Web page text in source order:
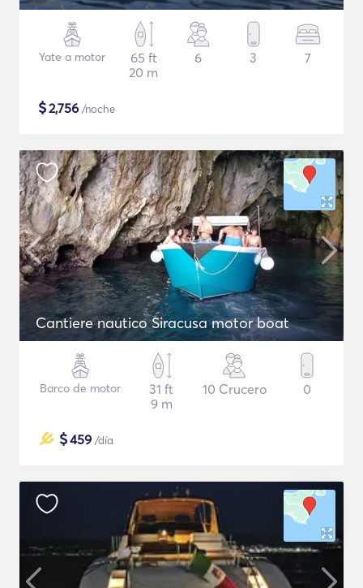
Yate a motor
65 ft
20 m
6 3 7
$2,756 /noche
Cantiere nautico Siracusa motor boat
Barco de motor
31 ft
9 m
10 Crucero 0
$459 /día